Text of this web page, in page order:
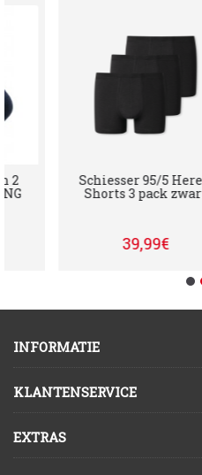
Schiesser 95/5 Heren
Shorts 3 pack zwart
39,99€
INFORMATIE
KLANTENSERVICE
EXTRAS